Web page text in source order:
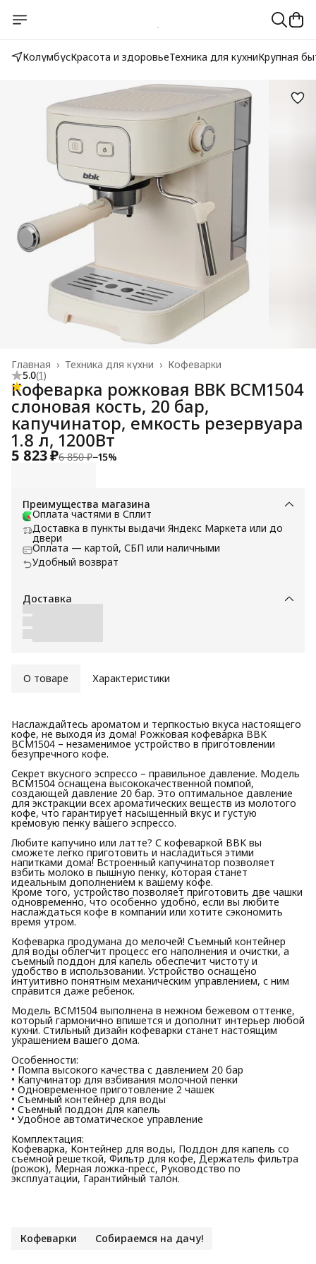
КолумбусКрасота и здоровьеТехника для кухниКрупная
Кофеварки
Техника для кухни ›
Главная ›
5.0(1)
Кофеварка рожковая BBK BCM1504
слоновая кость, 20 бар,
капучинатор, емкость резервуара
1.8 л, 1200Вт
5 823 ₽6 850 ₽−15%
Преимущества магазина
Оплата частями в Сплит
Доставка в пункты выдачи Яндекс Маркета или до
двери
Оплата — картой, СБП или наличными
Удобный возврат
Доставка
О товаре Характеристики
Наслаждайтесь ароматом и терпкостью вкуса настоящего
кофе, не выходя из дома! Рожковая кофеварка BBK
BCM1504 – незаменимое устройство в приготовлении
безупречного кофе.
Секрет вкусного эспрессо – правильное давление. Модель
BCM1504 оснащена высококачественной помпой,
создающей давление 20 бар. Это оптимальное давление
для экстракции всех ароматических веществ из молотого
кофе, что гарантирует насыщенный вкус и густую
кремовую пенку вашего эспрессо.
Любите капучино или латте? С кофеваркой BBK вы
сможете легко приготовить и насладиться этими
напитками дома! Встроенный капучинатор позволяет
взбить молоко в пышную пенку, которая станет
идеальным дополнением к вашему кофе.
Кроме того, устройство позволяет приготовить две чашки
одновременно, что особенно удобно, если вы любите
наслаждаться кофе в компании или хотите сэкономить
время утром.
Кофеварка продумана до мелочей! Съемный контейнер
для воды облегчит процесс его наполнения и очистки, а
съемный поддон для капель обеспечит чистоту и
удобство в использовании. Устройство оснащено
интуитивно понятным механическим управлением, с ним
справится даже ребенок.
Модель BCM1504 выполнена в нежном бежевом оттенке,
который гармонично впишется и дополнит интерьер любой
кухни. Стильный дизайн кофеварки станет настоящим
украшением вашего дома.
Особенности:
• Помпа высокого качества с давлением 20 бар
• Капучинатор для взбивания молочной пенки
• Одновременное приготовление 2 чашек
• Съемный контейнер для воды
• Съемный поддон для капель
• Удобное автоматическое управление
Комплектация:
Кофеварка, Контейнер для воды, Поддон для капель со
съемной решеткой, Фильтр для кофе, Держатель фильтра
(рожок), Мерная ложка-пресс, Руководство по
эксплуатации, Гарантийный талон.
Кофеварки Собираемся на дачу!